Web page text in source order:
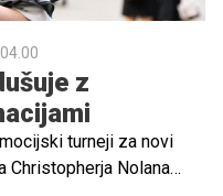
z
turneji za novi
Christopherja Nolana